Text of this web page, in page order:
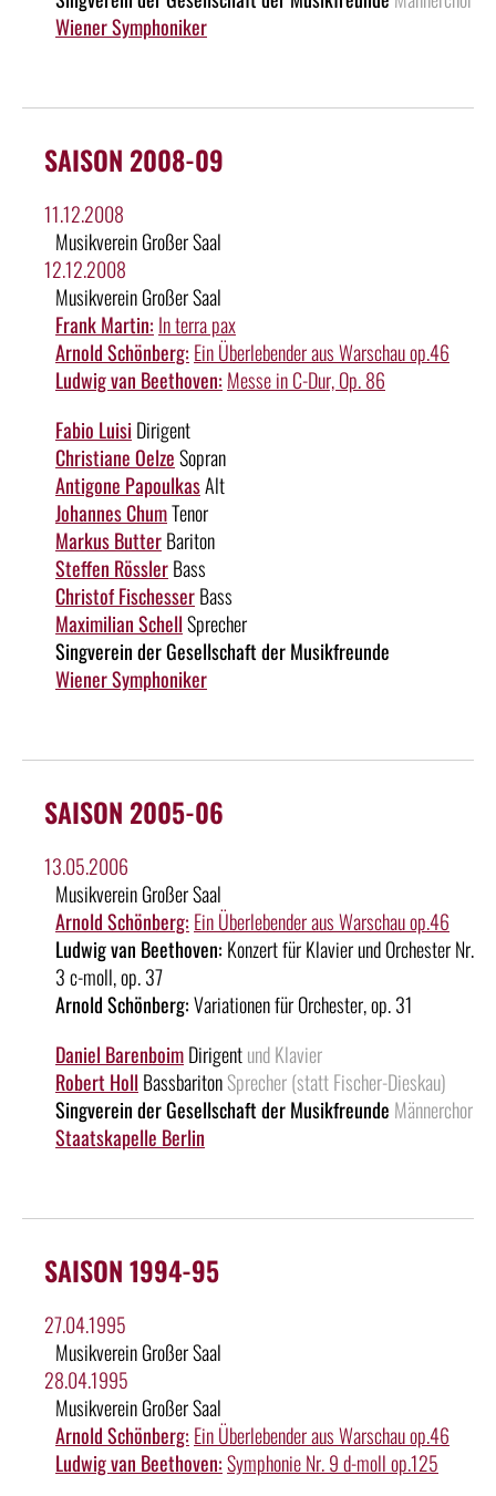
Wiener Symphoniker
SAISON 2008-09
11.12.2008
Musikverein Großer Saal
12.12.2008
Musikverein Großer Saal
Frank Martin: In terra pax
Arnold Schönberg: Ein Überlebender aus Warschau op.46
Ludwig van Beethoven: Messe in C-Dur, Op. 86
Fabio Luisi Dirigent
Christiane OelzeSopran
Antigone PapoulkasAlt
Johannes ChumTenor
Markus ButterBariton
Steffen RösslerBass
Christof FischesserBass
Maximilian SchellSprecher
Singverein der Gesellschaft der Musikfreunde
Wiener Symphoniker
SAISON 2005-06
13.05.2006
Musikverein Großer Saal
Arnold Schönberg: Ein Überlebender aus Warschau op.46
Ludwig van Beethoven: Konzert für Klavier und Orchester Nr.
3 c-moll, op. 37
Arnold Schönberg:Variationen für Orchester, op. 31
Daniel BarenboimDirigentund Klavier
Robert Holl BassbaritonSprecher (statt Fischer-Dieskau)
Singverein der Gesellschaft der Musikfreunde Männerchor
Staatskapelle Berlin
SAISON 1994-95
27.04.1995
Musikverein Großer Saal
28.04.1995
Musikverein Großer Saal
Arnold Schönberg: Ein Überlebender aus Warschau op.46
Ludwig van Beethoven:Symphonie Nr. 9 d-moll op.125